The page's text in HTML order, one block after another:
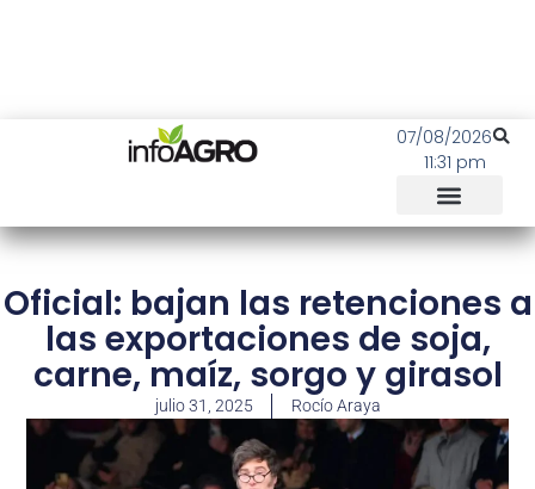
07/08/2026
11:31 pm
Oficial: bajan las retenciones a
las exportaciones de soja,
carne, maíz, sorgo y girasol
julio 31, 2025 Rocío Araya